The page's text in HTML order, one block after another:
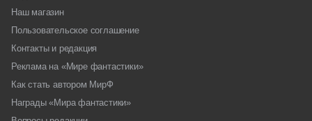
Наш магазин
Пользовательское соглашение
Контакты и редакция
Реклама на «Мире фантастики»
Как стать автором МирФ
Награды «Мира фантастики»